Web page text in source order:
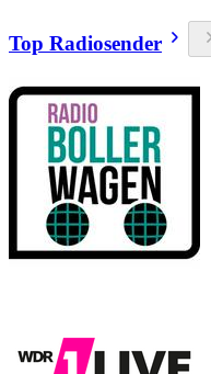
Top Radiosender